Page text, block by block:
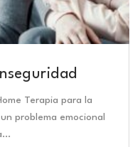
Terapia para la
problema emocional